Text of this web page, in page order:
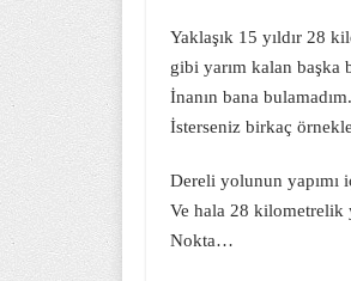
Yaklaşık 15 yıldır 28
gibi yarım kalan başka
İnanın bana
İsterseniz birkaç
Dereli yolunun
Ve hala 28
Nokta…